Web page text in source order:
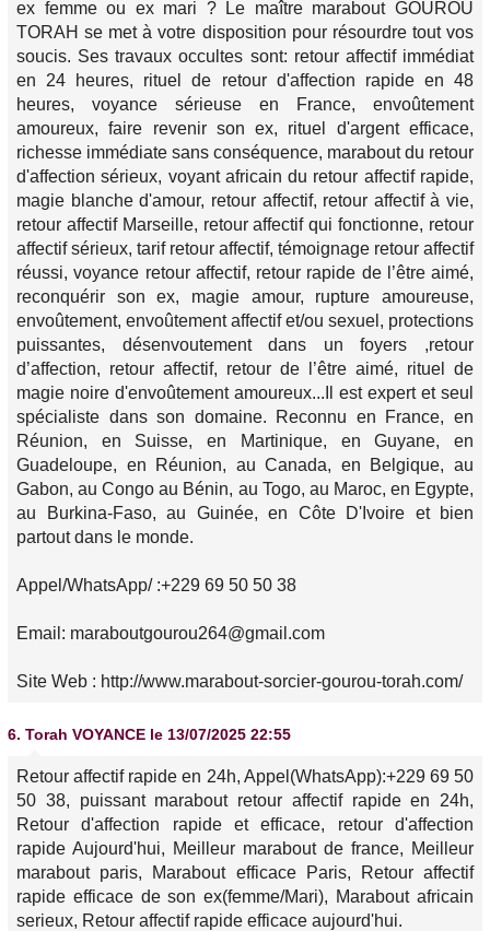
ex femme ou ex mari ? Le maître marabout GOUROU
TORAH se met à votre disposition pour résourdre tout vos
soucis. Ses travaux occultes sont: retour affectif immédiat
en 24 heures, rituel de retour d'affection rapide en 48
heures, voyance sérieuse en France, envoûtement
amoureux, faire revenir son ex, rituel d'argent efficace,
richesse immédiate sans conséquence, marabout du retour
d'affection sérieux, voyant africain du retour affectif rapide,
magie blanche d'amour, retour affectif, retour affectif à vie,
retour affectif Marseille, retour affectif qui fonctionne, retour
affectif sérieux, tarif retour affectif, témoignage retour affectif
réussi, voyance retour affectif, retour rapide de l’être aimé,
reconquérir son ex, magie amour, rupture amoureuse,
envoûtement, envoûtement affectif et/ou sexuel, protections
puissantes, désenvoutement dans un foyers ,retour
d’affection, retour affectif, retour de l’être aimé, rituel de
magie noire d'envoûtement amoureux...Il est expert et seul
spécialiste dans son domaine. Reconnu en France, en
Réunion, en Suisse, en Martinique, en Guyane, en
Guadeloupe, en Réunion, au Canada, en Belgique, au
Gabon, au Congo au Bénin, au Togo, au Maroc, en Egypte,
au Burkina-Faso, au Guinée, en Côte D'Ivoire et bien
partout dans le monde.
Appel/WhatsApp/ :+229 69 50 50 38
Email: maraboutgourou264@gmail.com
Site Web : http://www.marabout-sorcier-gourou-torah.com/
6. Torah VOYANCE le 13/07/2025 22:55
Retour affectif rapide en 24h, Appel(WhatsApp):+229 69 50
50 38, puissant marabout retour affectif rapide en 24h,
Retour d'affection rapide et efficace, retour d'affection
rapide Aujourd'hui, Meilleur marabout de france, Meilleur
marabout paris, Marabout efficace Paris, Retour affectif
rapide efficace de son ex(femme/Mari), Marabout africain
serieux, Retour affectif rapide efficace aujourd'hui.